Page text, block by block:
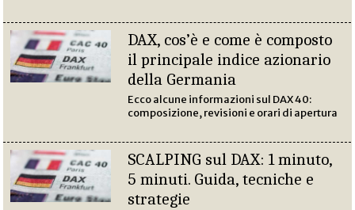
DAX, cos’è e come è composto
il principale indice azionario
della Germania
Ecco alcune informazioni sul DAX 40:
composizione, revisioni e orari di apertura
SCALPING sul DAX: 1 minuto,
5 minuti. Guida, tecniche e
strategie